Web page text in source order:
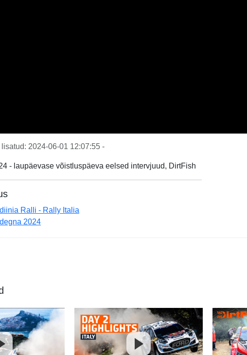
2024-06-01 12:07:55 -
- laupäevase võistluspäeva eelsed intervjuud, DirtFish
Ralli - Rally Italia
2024